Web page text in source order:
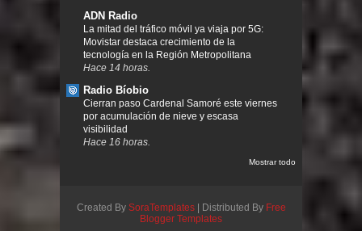
ADN Radio
La mitad del tráfico móvil ya viaja por 5G:
Movistar destaca crecimiento de la
tecnología en la Región Metropolitana
Hace 14 horas.
Radio Bíobio
Cierran paso Cardenal Samoré este viernes
por acumulación de nieve y escasa
visibilidad
Hace 16 horas.
Mostrar todo
Created By SoraTemplates| Distributed By Free
Blogger Templates